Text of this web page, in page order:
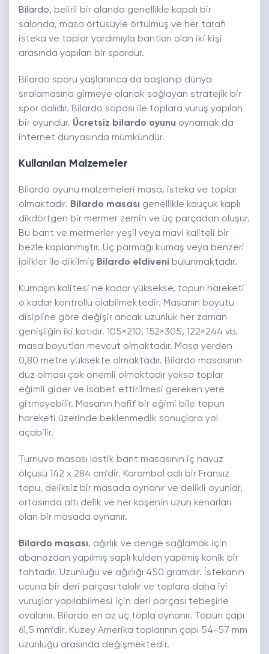
Bilardo, belirli bir alanda genellikle kapalı bir
salonda, masa örtüsüyle örtülmüş ve her tarafı
isteka ve toplar yardımıyla bantları olan iki kişi
arasında yapılan bir spordur.
Bilardo sporu yaşlanınca da başlanıp dünya
sıralamasına girmeye olanak sağlayan stratejik bir
spor dalıdır. Bilardo sopası ile toplara vuruş yapılan
bir oyundur. Ücretsiz bilardo oyunu oynamak da
internet dünyasında mümkündür.
Kullanılan Malzemeler
Bilardo oyunu malzemeleri masa, isteka ve toplar
olmaktadır. Bilardo masası genellikle kauçuk kaplı
dikdörtgen bir mermer zemin ve üç parçadan oluşur.
Bu bant ve mermerler yeşil veya mavi kaliteli bir
bezle kaplanmıştır. Üç parmağı kumaş veya benzeri
iplikler ile dikilmiş Bilardo eldiveni bulunmaktadır.
Kumaşın kalitesi ne kadar yüksekse, topun hareketi
o kadar kontrollü olabilmektedir. Masanın boyutu
disipline göre değişir ancak uzunluk her zaman
genişliğin iki katıdır. 105×210, 152×305, 122×244 vb.
masa boyutları mevcut olmaktadır. Masa yerden
0,80 metre yüksekte olmaktadır. Bilardo masasının
düz olması çok önemli olmaktadır yoksa toplar
eğimli gider ve isabet ettirilmesi gereken yere
gitmeyebilir. Masanın hafif bir eğimi bile topun
hareketi üzerinde beklenmedik sonuçlara yol
açabilir.
Turnuva masası lastik bant masasının iç havuz
ölçüsü 142 x 284 cm’dir. Karambol adlı bir Fransız
topu, deliksiz bir masada oynanır ve delikli oyunlar,
ortasında altı delik ve her köşenin uzun kenarları
olan bir masada oynanır.
Bilardo masası, ağırlık ve denge sağlamak için
abanozdan yapılmış saplı külden yapılmış konik bir
tahtadır. Uzunluğu ve ağırlığı 450 gramdır. İstekanın
ucuna bir deri parçası takılır ve toplara daha iyi
vuruşlar yapılabilmesi için deri parçası tebeşirle
ovalanır. Bilardo en az üç topla oynanır. Topun çapı
61,5 mm’dir. Kuzey Amerika toplarının çapı 54-57 mm
uzunluğu arasında değişmektedir.